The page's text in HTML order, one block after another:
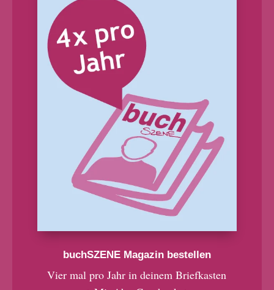
buchSZENE Magazin bestellen
Vier mal pro Jahr in deinem Briefkasten